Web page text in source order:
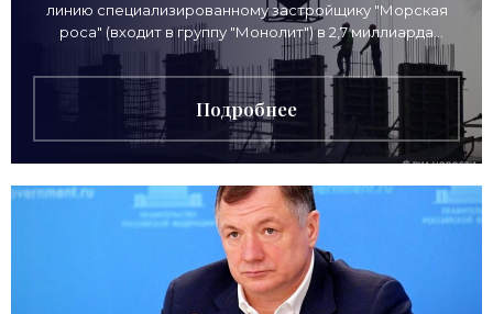
линию специализированному застройщику "Морская
роса" (входит в группу "Монолит") в 2,7 миллиарда
рублей для
Подробнее